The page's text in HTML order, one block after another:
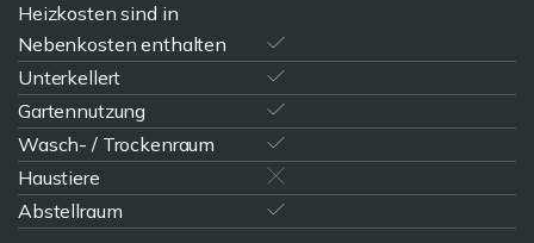
Heizkosten sind in
Nebenkosten enthalten
Unterkellert
Gartennutzung
Wasch- / Trockenraum
Haustiere
Abstellraum